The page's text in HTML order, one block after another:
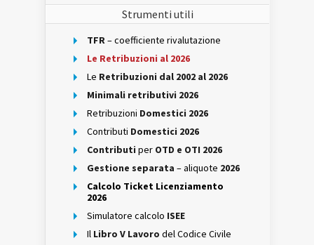
Strumenti utili
TFR– coefficiente rivalutazione
Le Retribuzioni al 2026
Le Retribuzioni dal 2002 al 2026
Minimali retributivi 2026
Retribuzioni Domestici 2026
Contributi Domestici 2026
Contributi per OTD e OTI 2026
Gestione separata – aliquote 2026
Calcolo Ticket Licenziamento
2026
Simulatore calcolo ISEE
Il Libro V Lavoro del Codice Civile